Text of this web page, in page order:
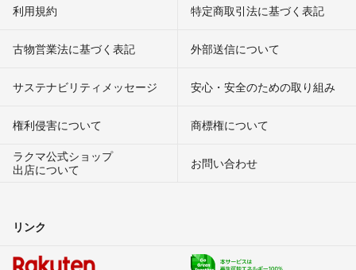
利用規約 特定商取引法に基づく表記
古物営業法に基づく表記 外部送信について
サステナビリティメッセージ 安心・安全のための取り組み
権利侵害について
商標権について
ラクマ公式ショップ
出店について
お問い合わせ
リンク